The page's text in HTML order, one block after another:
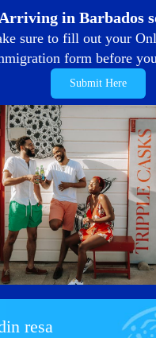
Arriving in Barbados
sure to fill out your
form before
Submit Here
resa